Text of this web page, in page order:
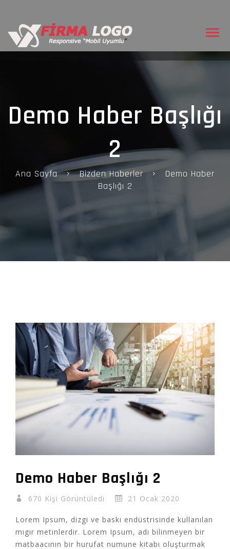
Demo Haber Başlığı
2
Ana Sayfa Bizden Haberler
Demo Haber
Başlığı 2
Demo Haber Başlığı 2
670 Kişi Görüntüledi 21 Ocak 2020
Lorem Ipsum, dizgi ve baskı endüstrisinde kullanılan
mıgır metinlerdir. Lorem Ipsum, adı bilinmeyen bir
matbaacının bir hurufat numune kitabı oluşturmak